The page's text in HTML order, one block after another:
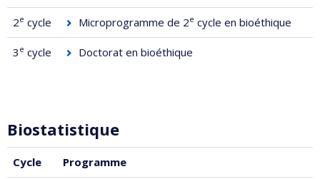
2e cycle Microprogramme de 2e cycle en bioéthique
3 e cycle Doctorat en bioéthique
Biostatistique
Cycle Programme